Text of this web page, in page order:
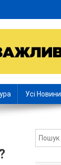
Усі Новини